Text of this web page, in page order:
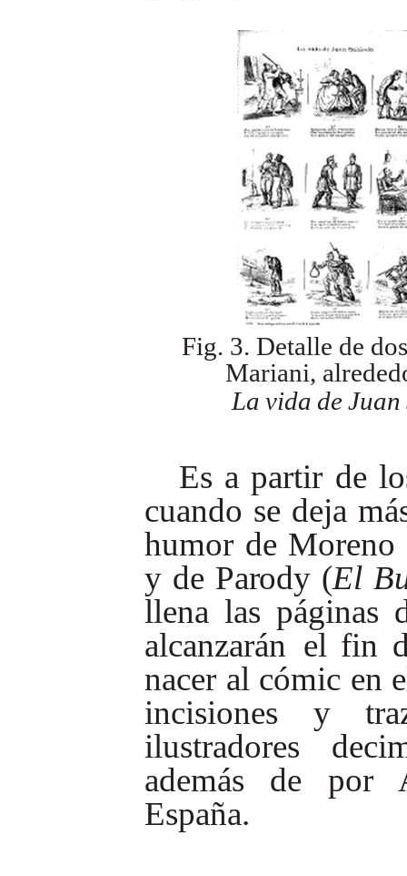
Fig. 3. Detalle de
Mariani,
La vida deJuan
Es a partir de
cuando se deja
humor de Moreno
y de Parody (El
llena las páginas
alcanzarán el fin
nacer al cómic en
incisiones
y
ilustradores
además
de por
España.